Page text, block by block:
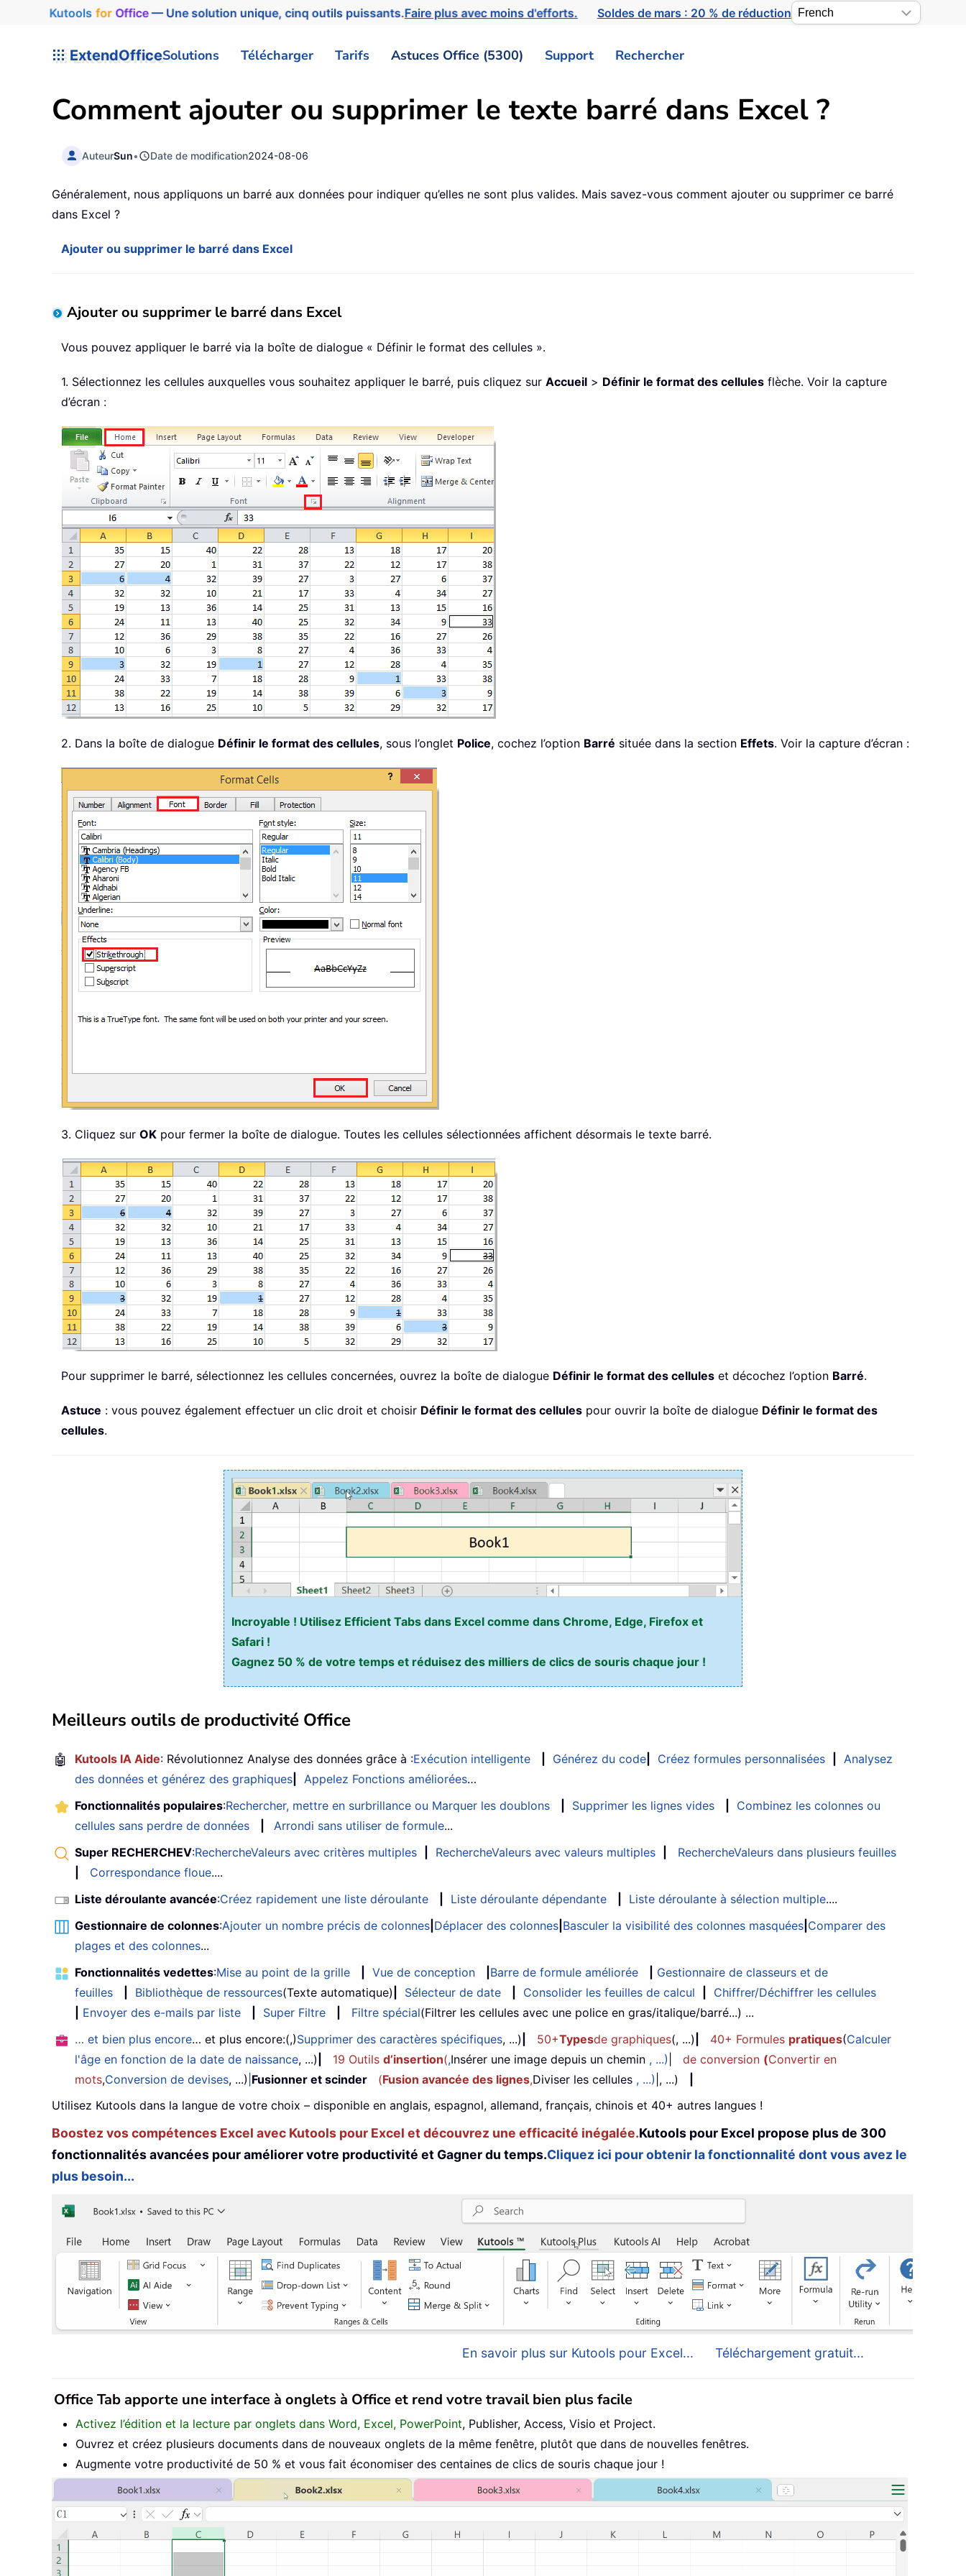
Kutools for Office— Une solution unique, cinq outils puissants.Faire plus avec moins d'efforts. Soldes de mars : 20 % de réduction
ExtendOfficeSolutions Télécharger Tarifs Astuces Office (5300) Support Rechercher
Comment ajouter ou supprimer le texte barré dans Excel ?
AuteurSun• Date de modification2024-08-06
Généralement, nous appliquons un barré aux données pour indiquer qu’elles ne sont plus valides. Mais savez-vous comment ajouter ou supprimer ce barré
dans Excel ?
Ajouter ou supprimer le barré dans Excel
Ajouter ou supprimer le barré dans Excel
Vous pouvez appliquer le barré via la boîte de dialogue « Définir le format des cellules ».
1. Sélectionnez les cellules auxquelles vous souhaitez appliquer le barré, puis cliquez sur Accueil > Définir le format des cellules flèche. Voir la capture
d’écran :
2. Dans la boîte de dialogue Définir le format des cellules, sous l’onglet Police, cochez l’option Barré située dans la section Effets. Voir la capture d’écran :
3. Cliquez sur OK pour fermer la boîte de dialogue. Toutes les cellules sélectionnées affichent désormais le texte barré.
Pour supprimer le barré, sélectionnez les cellules concernées, ouvrez la boîte de dialogue Définir le format des cellules et décochez l’option Barré.
Astuce : vous pouvez également effectuer un clic droit et choisir Définir le format des cellules pour ouvrir la boîte de dialogue Définir le format des
cellules.
Incroyable ! Utilisez Efficient Tabs dans Excel comme dans Chrome, Edge, Firefox et
Safari !
Gagnez 50 % de votre temps et réduisez des milliers de clics de souris chaque jour !
Meilleurs outils de productivité Office
🤖 Kutools IA Aide: Révolutionnez Analyse des données grâce à :Exécution intelligente Générez du code Créez formules personnalisées
Analysez
des données et générez des graphiques
Appelez Fonctions améliorées…
Fonctionnalités populaires:Rechercher, mettre en surbrillance ou Marquer les doublons Supprimer les lignes vides
Combinez les colonnes ou
cellules sans perdre de données
Arrondi sans utiliser de formule...
Super RECHERCHEV:RechercheValeurs avec critères multiples RechercheValeurs avec valeurs multiples
RechercheValeurs dans plusieurs feuilles
Correspondance floue....
Liste déroulante avancée:Créez rapidement une liste déroulante Liste déroulante dépendante Liste déroulante à sélection multiple....
Gestionnaire de colonnes:Ajouter un nombre précis de colonnes Déplacer des colonnes Basculer la visibilité des colonnes masquées Comparer des
plages et des colonnes...
Fonctionnalités vedettes:Mise au point de la grille Vue de conception Barre de formule améliorée
Gestionnaire de classeurs et de
feuilles
Bibliothèque de ressources(Texte automatique) Sélecteur de date Consolider les feuilles de calcul
Chiffrer/Déchiffrer les cellules
Envoyer des e-mails par liste Super Filtre Filtre spécial(Filtrer les cellules avec une police en gras/italique/barré...) ...
… et bien plus encore… et plus encore:(,)Supprimer des caractères spécifiques, ...) 50+Typesde graphiques(, ...) 40+ Formules pratiques(Calculer
l'âge en fonction de la date de naissance, ...) 19 Outils d’insertion(,Insérer une image depuis un chemin , ...) de conversion (Convertir en
mots,Conversion de devises, ...) Fusionner et scinder (Fusion avancée des lignes,Diviser les cellules , ...) |, ...)
Utilisez Kutools dans la langue de votre choix – disponible en anglais, espagnol, allemand, français, chinois et 40+ autres langues !
Boostez vos compétences Excel avec Kutools pour Excel et découvrez une efficacité inégalée.Kutools pour Excel propose plus de 300
fonctionnalités avancées pour améliorer votre productivité et Gagner du temps.Cliquez ici pour obtenir la fonctionnalité dont vous avez le
plus besoin...
En savoir plus sur Kutools pour Excel... Téléchargement gratuit...
Office Tab apporte une interface à onglets à Office et rend votre travail bien plus facile
Activez l’édition et la lecture par onglets dans Word, Excel, PowerPoint, Publisher, Access, Visio et Project.
Ouvrez et créez plusieurs documents dans de nouveaux onglets de la même fenêtre, plutôt que dans de nouvelles fenêtres.
Augmente votre productivité de 50 % et vous fait économiser des centaines de clics de souris chaque jour !